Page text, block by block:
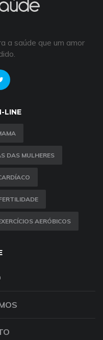
a saúde que um amor
LINE
DAS MULHERES
AERÓBICOS